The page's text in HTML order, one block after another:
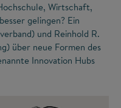
Wirtschaft,
gelingen? Ein
und Reinhold R.
über neue Formen des
Innovation Hubs